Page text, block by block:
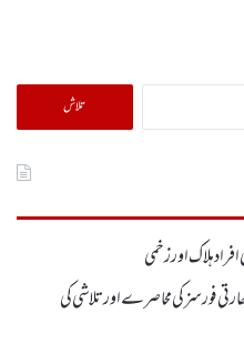
تلاش
کریں
ہلاک اورزخمی
فورسز کی محاصرے اور تلاشی کی